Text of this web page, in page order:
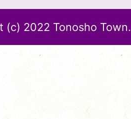
(c) 2022 Tonosho